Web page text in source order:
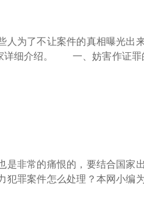
为了不让案件的真相曝光出
家详细介绍。 一、妨害
非常的痛恨的，要结合国家
犯罪案件怎么处理？本网小